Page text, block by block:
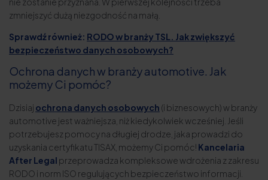
zmniejszyć dużą niezgodność na małą.
Sprawdź również: RODO w branży TSL. Jak zwiększyć
bezpieczeństwo danych osobowych?
Ochrona danych w branży automotive. Jak
możemy Ci pomóc?
Dzisiaj ochrona danych osobowych (i biznesowych) w branży
automotive jest ważniejsza, niż kiedykolwiek wcześniej. Jeśli
potrzebujesz pomocy na długiej drodze, jaka prowadzi do
uzyskania certyfikatu TISAX, możemy Ci pomóc! Kancelaria
After Legal przeprowadza kompleksowe wdrożenia z zakresu
RODO i norm ISO regulujących bezpieczeństwo informacji.